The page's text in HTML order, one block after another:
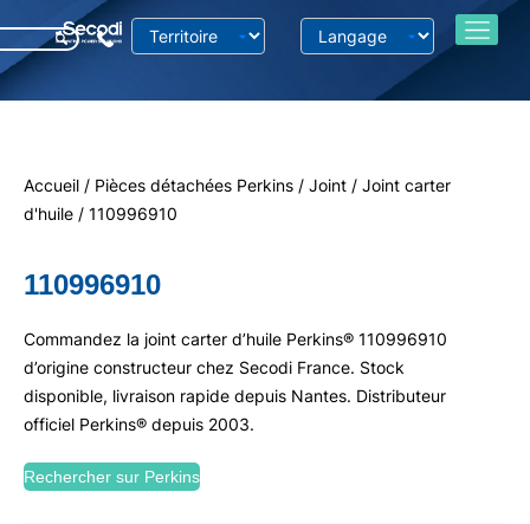
Accueil / Pièces détachées Perkins / Joint / Joint carter
d'huile / 110996910
110996910
Commandez la joint carter d’huile Perkins® 110996910
d’origine constructeur chez Secodi France. Stock
disponible, livraison rapide depuis Nantes. Distributeur
officiel Perkins® depuis 2003.
Rechercher sur Perkins